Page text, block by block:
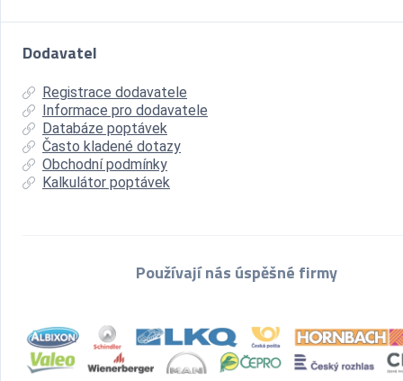
Dodavatel
Registrace dodavatele
Informace pro dodavatele
Databáze poptávek
Často kladené dotazy
Obchodní podmínky
Kalkulátor poptávek
Používají nás úspěšné firmy